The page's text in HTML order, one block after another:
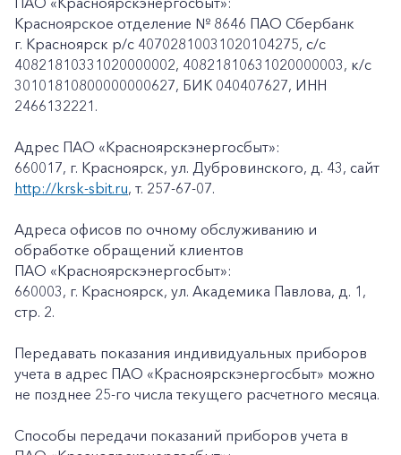
Красноярское отделение № 8646 ПАО Сбербанк
г. Красноярск p/c 40702810031020104275, с/с
40821810331020000002, 40821810631020000003, к/c
30101810800000000627, БИК 040407627, ИНН
2466132221.
Адрес ПАО «Красноярскэнергосбыт»:
660017, г. Красноярск, ул. Дубровинского, д. 43, сайт
http://krsk-sbit.ru, т. 257-67-07.
Адреса офисов по очному обслуживанию и
обработке обращений клиентов
ПАО «Красноярскэнергосбыт»:
660003, г. Красноярск, ул. Академика Павлова, д. 1,
стр. 2.
Передавать показания индивидуальных приборов
учета в адрес ПАО «Красноярскэнергосбыт» можно
не позднее 25-го числа текущего расчетного месяца.
Способы передачи показаний приборов учета в